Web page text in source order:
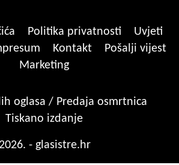
Politika privatnosti
Uvjeti
Kontakt
Pošalji vijest
Marketing
oglasa / Predaja osmrtnica
Tiskano izdanje
2026. - glasistre.hr